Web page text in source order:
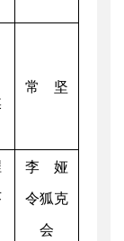
常 坚
李 娅
令狐克
会